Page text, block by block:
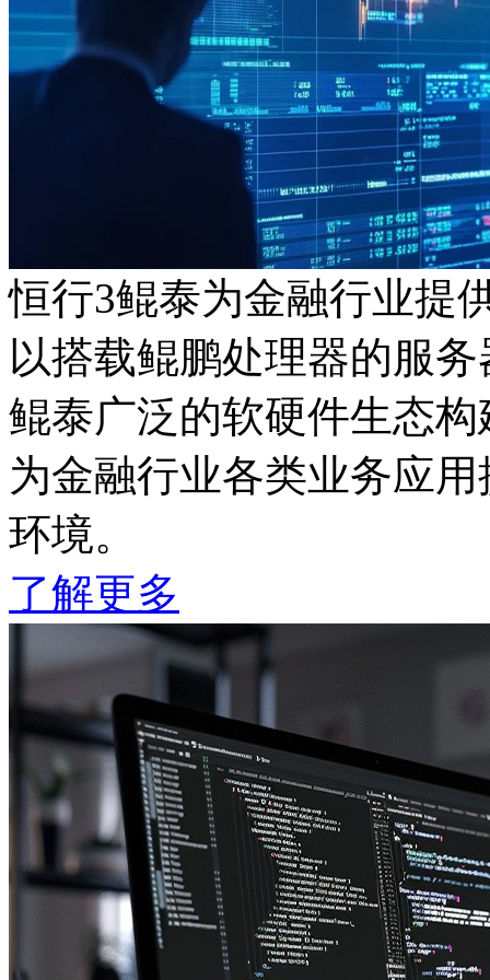
恒行3鲲泰为金融行业提
以搭载鲲鹏处理器的服务
鲲泰广泛的软硬件生态构
为金融行业各类业务应用提
环境。
了解更多